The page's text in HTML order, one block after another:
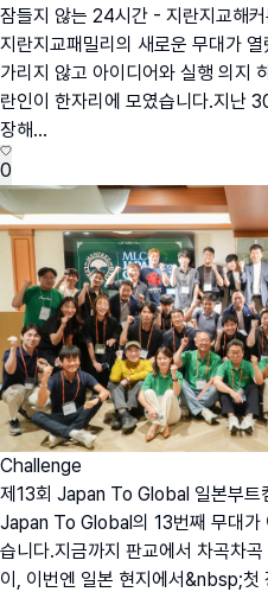
잠들지 않는 24시간 - 지란지교해
지란지교패밀리의 새로운 무대가
가리지 않고 아이디어와 실행 의지
란인이 한자리에 모였습니다.지난
장해...
0
Challenge
제13회 Japan To Global 일본부
Japan To Global의 13번째 무대가
습니다.지금까지 판교에서 차곡차
이, 이번엔 일본 현지에서&nbsp;첫